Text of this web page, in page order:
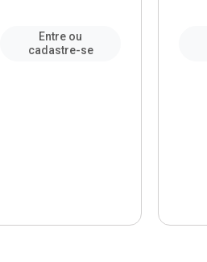
Entre ou
cadastre-se